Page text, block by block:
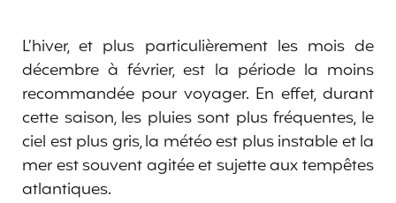
L’hiver, et plus particulièrement les mois de
décembre à février, est la période la moins
recommandée pour voyager. En effet, durant
cette saison, les pluies sont plus fréquentes, le
ciel est plus gris, la météo est plus instable et la
mer est souvent agitée et sujette aux tempêtes
atlantiques.